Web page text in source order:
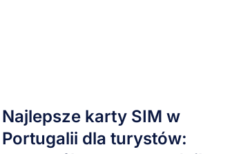
Najlepsze karty SIM w
Portugalii dla turystów: